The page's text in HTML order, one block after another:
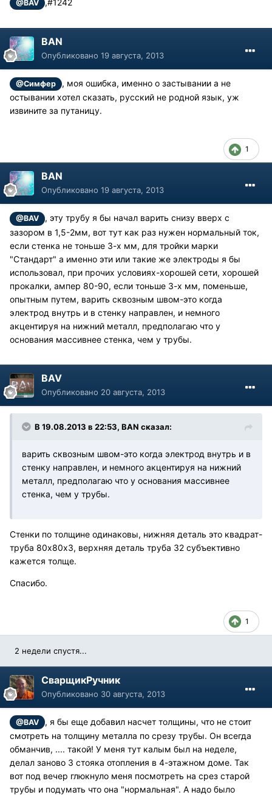
@BAV
BAN
Опубликовано 19 августа, 2013
@Симфер
, моя ошибка, именно о застывании а не
остывании хотел сказать, русский не родной язык, уж
извините за путаницу.
1
BAN
Опубликовано 19 августа, 2013
@BAV
, эту трубу я бы начал варить снизу вверх с
зазором в 1,5-2мм, вот тут как раз нужен нормальный ток,
если стенка не тоньше 3-х мм, для тройки марки
"Стандарт" а именно эти или такие же электроды я бы
использовал, при прочих условиях-хорошей сети, хорошей
прокалки, ампер 80-90, если тоньше 3-х мм, поменьше,
опытным путем, варить сквозным швом-это когда
электрод внутрь и в стенку направлен, и немного
акцентируя на нижний металл, предполагаю что у
основания массивнее стенка, чем у трубы.
BAV
Опубликовано 20 августа, 2013
В 19.08.2013 в 22:53, BAN сказал:
варить сквозным швом-это когда электрод внутрь и в
стенку направлен, и немного акцентируя на нижний
металл, предполагаю что у основания массивнее
стенка, чем у трубы.
Стенки по толщине одинаковы, нижняя деталь это квадрат-
труба 80х80х3, верхняя деталь труба 32 субъективно
кажется толще.
Спасибо.
1
2 недели спустя...
СварщикРучник
Опубликовано 30 августа, 2013
@BAV
, я бы еще добавил насчет толщины, что не стоит
смотреть на толщину металла по срезу трубы. Он всегда
обманчив, .... такой! У меня тут калым был на неделе,
делал заново 3 стояка отопления в 4-этажном доме. Так
вот под вечер глюкнуло меня посмотреть на срез старой
трубы и подумать что она "нормальная". А надо было